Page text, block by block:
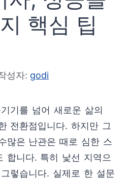
핵심 팁
성자: godi
기를 넘어 새로운 삶의
전환점입니다. 하지만 그
많은 난관은 때로 심한 스
합니다. 특히 낯선 지역으
렇습니다. 실제로 한 설문